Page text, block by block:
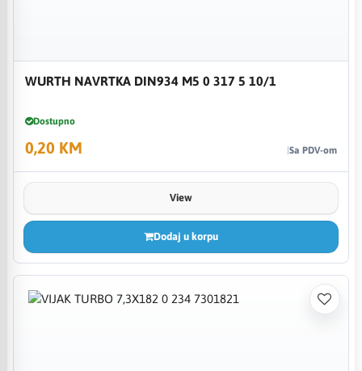
WURTH NAVRTKA DIN934 M5 0 317 5 10/1
Dostupno
0,20 KM Sa PDV-om
View
Dodaj u korpu